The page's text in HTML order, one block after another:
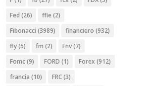
Fed (26) ffie (2)
Fibonacci (3989) financiero (932)
fly(5) fm (2) Fnv(7)
Fomc(9) FORD (1) Forex (912)
francia (10) FRC(3)